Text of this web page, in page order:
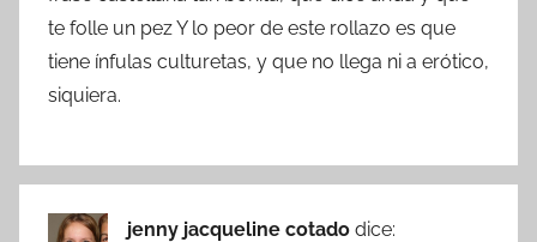
te folle un pez Y lo peor de este rollazo es que
tiene ínfulas culturetas, y que no llega ni a erótico,
siquiera.
jenny jacqueline cotado dice: